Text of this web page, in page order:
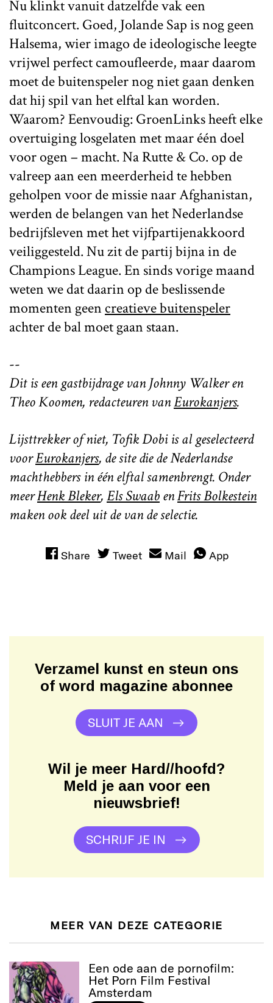
Nu klinkt vanuit datzelfde vak een
fluitconcert. Goed, Jolande Sap is nog geen
Halsema, wier imago de ideologische leegte
vrijwel perfect camoufleerde, maar daarom
moet de buitenspeler nog niet gaan denken
dat hij spil van het elftal kan worden.
Waarom? Eenvoudig: GroenLinks heeft elke
overtuiging losgelaten met maar één doel
voor ogen – macht. Na Rutte & Co. op de
valreep aan een meerderheid te hebben
geholpen voor de missie naar Afghanistan,
werden de belangen van het Nederlandse
bedrijfsleven met het vijfpartijenakkoord
veiliggesteld. Nu zit de partij bijna in de
Champions League. En sinds vorige maand
weten we dat daarin op de beslissende
momenten geencreatieve buitenspeler
achter de bal moet gaan staan.
--
Dit is een gastbijdrage van Johnny Walker en
Theo Koomen, redacteuren vanEurokanjers.
Lijsttrekker of niet, Tofik Dobi is al geselecteerd
voorEurokanjers, de site die de Nederlandse
machthebbers in één elftal samenbrengt. Onder
meerHenk Bleker,Els SwaabenFrits Bolkestein
maken ook deel uit de van de selectie.
Share Tweet Mail App
Verzamel kunst en steun ons
of word magazine abonnee
SLUIT JE AAN
Wil je meer Hard//hoofd?
Meld je aan voor een
nieuwsbrief!
SCHRIJF JE IN
MEER VAN DEZE CATEGORIE
Een ode aan de pornofilm:
Het Porn Film Festival
Amsterdam